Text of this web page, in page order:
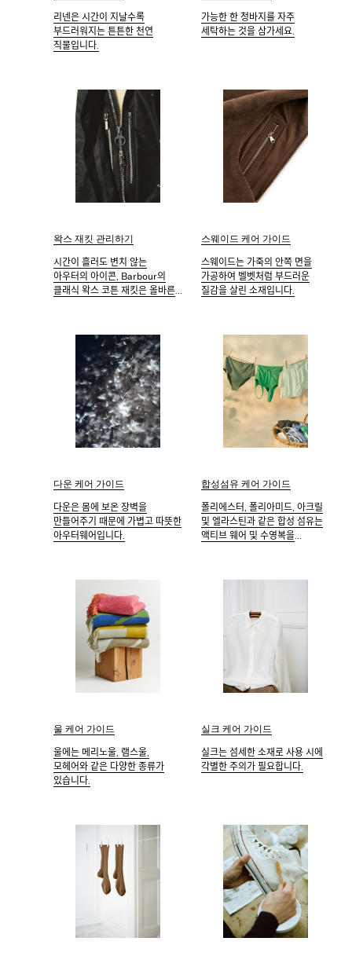
리넨은 시간이 지날수록
부드러워지는 튼튼한 천연
직물입니다.
가능한 한 청바지를 자주
세탁하는 것을 삼가세요.
왁스 재킷 관리하기
시간이 흘러도 변치 않는
아우터의 아이콘, Barbour의
클래식 왁스 코튼 재킷은 올바른
스웨이드 케어 가이드
스웨이드는 가죽의 안쪽 면을
가공하여 벨벳처럼 부드러운
질감을 살린 소재입니다.
다운 케어 가이드
다운은 몸에 보온 장벽을
만들어주기 때문에 가볍고 따뜻한
아우터웨어입니다.
합성섬유 케어 가이드
폴리에스터, 폴리아미드, 아크릴
및 엘라스틴과 같은 합성 섬유는
액티브 웨어 및 수영복을
마르고, 모양을 잘 유지하는
울 케어 가이드
울에는 메리노울, 램스울,
모헤어와 같은 다양한 종류가
있습니다.
실크 케어 가이드
실크는 섬세한 소재로 사용 시에
각별한 주의가 필요합니다.